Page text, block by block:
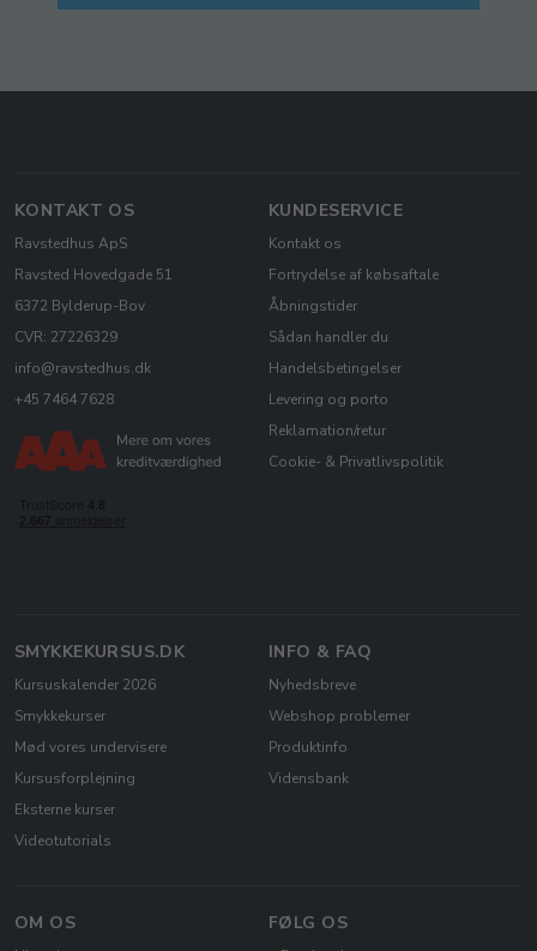
KONTAKT OS
Ravstedhus ApS
Ravsted Hovedgade 51
6372 Bylderup-Bov
CVR: 27226329
info@ravstedhus.dk
+45 7464 7628
KUNDESERVICE
Kontakt os
Fortrydelse af købsaftale
Åbningstider
Sådan handler du
Handelsbetingelser
Levering og porto
Reklamation/retur
Cookie- & Privatlivspolitik
SMYKKEKURSUS.DK
Kursuskalender 2026
Smykkekurser
Mød vores undervisere
Kursusforplejning
Eksterne kurser
Videotutorials
INFO & FAQ
Nyhedsbreve
Webshop problemer
Produktinfo
Vidensbank
OM OS FØLG OS